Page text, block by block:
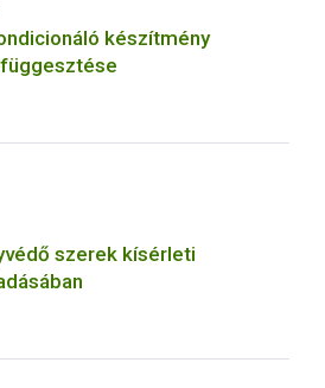
készítmény
szerek kísérleti